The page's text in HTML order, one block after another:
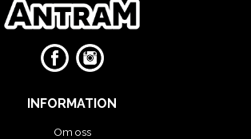
INFORMATION
Om oss